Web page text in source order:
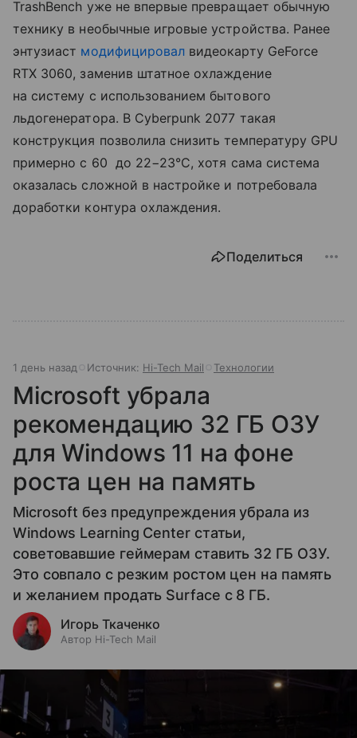
TrashBench уже не впервые превращает обычную
технику в необычные игровые устройства. Ранее
энтузиаст модифицировал видеокарту GeForce
RTX 3060, заменив штатное охлаждение
на систему с использованием бытового
льдогенератора. В Cyberpunk 2077 такая
конструкция позволила снизить температуру GPU
примерно с 60 до 22−23°C, хотя сама система
оказалась сложной в настройке и потребовала
доработки контура охлаждения.
Поделиться
1 день назад Источник: Hi-Tech Mail Технологии
Microsoft убрала
рекомендацию 32 ГБ ОЗУ
для Windows 11 на фоне
роста цен на память
Microsoft без предупреждения убрала из
Windows Learning Center статьи,
советовавшие геймерам ставить 32 ГБ ОЗУ.
Это совпало с резким ростом цен на память
и желанием продать Surface с 8 ГБ.
Игорь Ткаченко
Автор Hi-Tech Mail